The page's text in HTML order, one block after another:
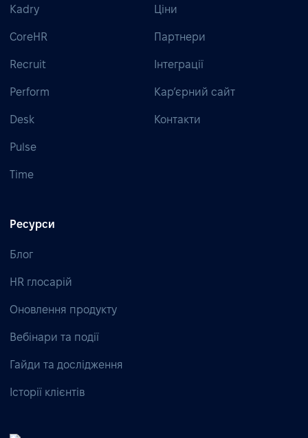
Kadry
CoreHR
Recruit
Perform
Desk
Pulse
Time
Ціни
Партнери
Інтеграції
Кар’єрний сайт
Контакти
Ресурси
Блог
HR глосарій
Оновлення продукту
Вебінари та події
Гайди та дослідження
Історії клієнтів